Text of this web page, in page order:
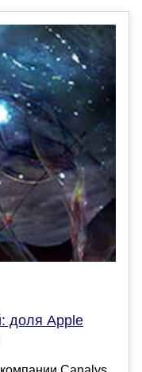
доля Apple